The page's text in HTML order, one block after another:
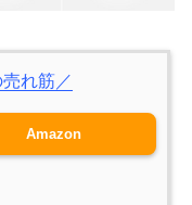
れ筋／
Amazon